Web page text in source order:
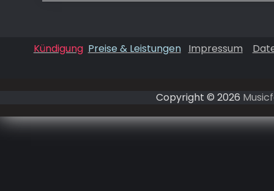
Kündigung Preise & Leistungen Impressum
Copyright © 2026